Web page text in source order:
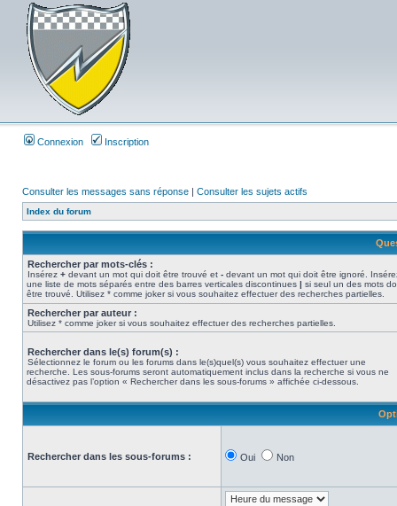
Connexion Inscription
Consulter les messages sans réponse | Consulter les sujets actifs
Index du forum
Rechercher par mots-clés :
Insérez + devant un mot qui doit être trouvé et - devant un mot qui doit être ignoré.
une liste de mots séparés entre des barres verticales discontinues | si seul un des mots
être trouvé. Utilisez * comme joker si vous souhaitez effectuer des recherches partielles.
Rechercher par auteur :
Utilisez * comme joker si vous souhaitez effectuer des recherches partielles.
Rechercher dans le(s) forum(s) :
Sélectionnez le forum ou les forums dans le(s)quel(s) vous souhaitez effectuer une
recherche. Les sous-forums seront automatiquement inclus dans la recherche si vous ne
désactivez pas l’option « Rechercher dans les sous-forums » affichée ci-dessous.
Rechercher dans les sous-forums : Oui Non